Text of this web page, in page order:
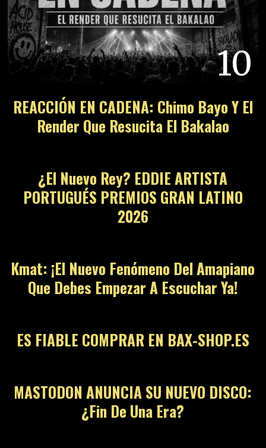
10
REACCIÓN EN CADENA: Chimo Bayo Y El
Render Que Resucita El Bakalao
11
¿El Nuevo Rey? EDDIE ARTISTA
PORTUGUÉS PREMIOS GRAN LATINO
2026
Kmat: ¡El Nuevo Fenómeno Del Amapiano
Que Debes Empezar A Escuchar Ya!
13
ES FIABLE COMPRAR EN BAX-SHOP.ES
14
MASTODON ANUNCIA SU NUEVO DISCO:
¿Fin De Una Era?